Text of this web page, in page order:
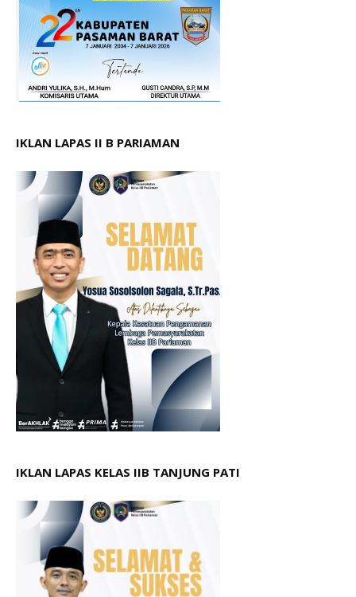
IKLAN LAPAS II B PARIAMAN
IKLAN LAPAS KELAS IIB TANJUNG PATI